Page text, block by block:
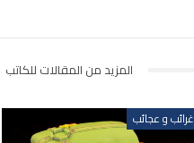
المزيد من المقالات للكاتب
غرائب و عجائب